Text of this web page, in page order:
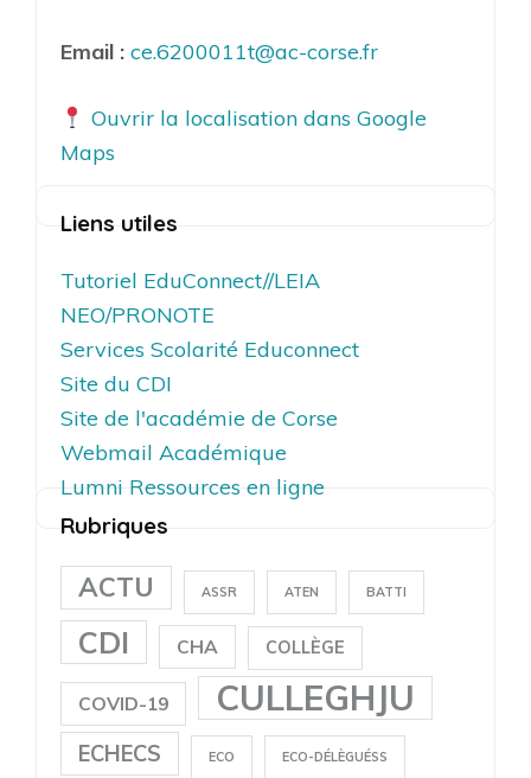
Email : ce.6200011t@ac-corse.fr
Ouvrir la localisation dans Google
Maps
Liens utiles
Tutoriel EduConnect//LEIA
NEO/PRONOTE
Services Scolarité Educonnect
Site du CDI
Site de l'académie de Corse
Webmail Académique
Lumni Ressources en ligne
Rubriques
ACTU ASSR ATEN BATTI
CDI CHA COLLÈGE
COVID-19 CULLEGHJU
ECHECS ECO ECO-DÉLÈGUÉSS